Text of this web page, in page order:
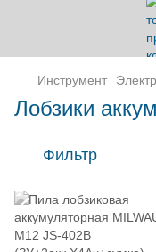
Инструмент
Лобзики
Фильтр